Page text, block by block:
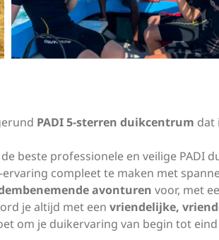
PADI 5-sterren duikcentrum dat
beste professionele en veilige
compleet te maken met
avonturen voor, met
je altijd met een vriendelijke,
om je duikervaring van begin tot